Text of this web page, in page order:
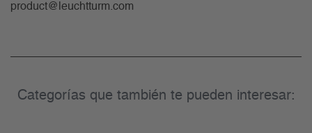
product@leuchtturm.com
Categorías que también te pueden interesar: